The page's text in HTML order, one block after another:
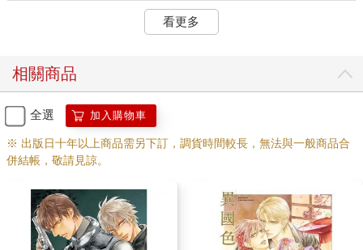
看更多
相關商品
全選 加入購物車
※ 出版日十年以上商品需另下訂，調貨時間較長，無法與一般商品合
併結帳，敬請見諒。